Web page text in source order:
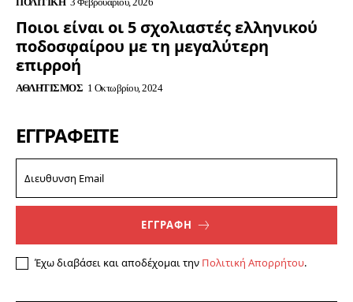
Ποιοι είναι οι 5 σχολιαστές ελληνικού
ποδοσφαίρου με τη μεγαλύτερη
επιρροή
ΑΘΛΗΤΙΣΜΌΣ 1 Οκτωβρίου, 2024
ΕΓΓΡΑΦΕΊΤΕ
ΕΓΓΡΑΦΗ
Έχω διαβάσει και αποδέχομαι την Πολιτική Απορρήτου.